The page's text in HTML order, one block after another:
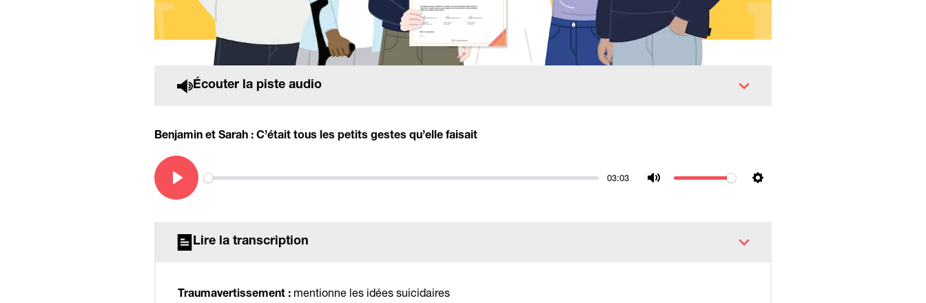
Écouter la piste audio
Benjamin et Sarah : C’était tous les petits gestes qu’elle faisait
Play
03:03
Lire la transcription
Traumavertissement : mentionne les idées suicidaires